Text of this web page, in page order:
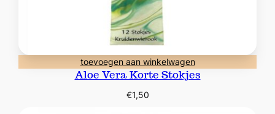
toevoegen aan winkelwagen
Aloe Vera Korte Stokjes
€1,50